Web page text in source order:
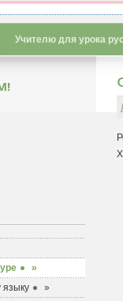
Учителю для урока
»
языку
»